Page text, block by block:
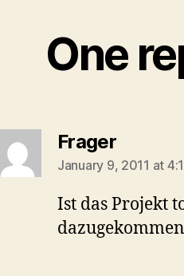
One
Fragersays:
January 9, 2011 at
Ist das Projekt